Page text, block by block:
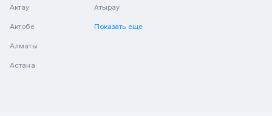
Актау
Актобе
Алматы
Астана
Атырау
Показать еще